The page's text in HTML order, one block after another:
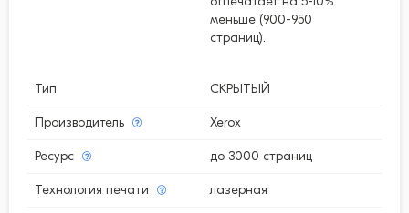
меньше (900-950
страниц).
Тип СКРЫТЫЙ
Производитель Xerox
Ресурс до 3000 страниц
Технология печати лазерная